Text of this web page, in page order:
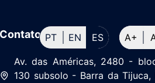
PT EN ES A+
Contato
Av. das Américas, 2480 -
130 subsolo - Barra da